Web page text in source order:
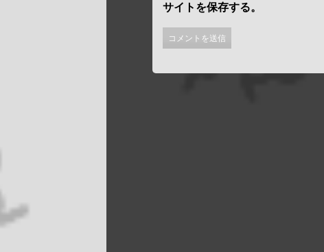
サイトを保存する。